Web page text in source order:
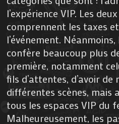
l’expérience VIP. Les
comprennent les taxes
l’événement.
confère beaucoup plus
première, notamment
fils d’attentes, d’avoir
différentes scènes, mais
tous les espaces VIP du
Malheureusement, les